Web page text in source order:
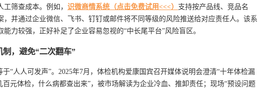
筛查成本。例如， 识微商情系统（点击免费试用<<<） 支持按产品线、竞品名
并通过企业微信、飞书、钉钉或邮件将不同等级的风险推送给对应责任人。该系
力较强，正好补足了企业容易忽视的“中长尾平台”风险盲区。
，避免“二次翻车”
“人人可发声”。2025年7月，体检机构爱康国宾召开媒体说明会澄清“十年体检漏
元体检，什么病都查出来”，被市场解读为企业冷血、推卸责任；现场“预设问题